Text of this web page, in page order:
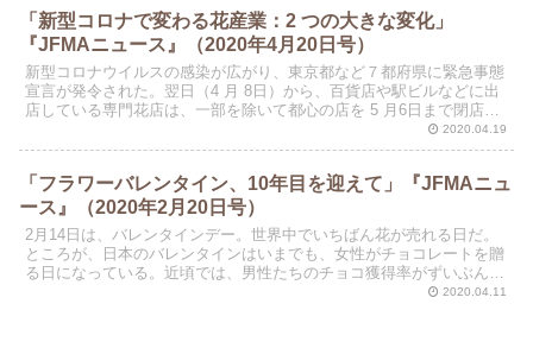
「新型コロナで変わる花産業：2 つの大きな変化」
『JFMAニュース』（2020年4月20日号）
新型コロナウイルスの感染が広がり、東京都など７都府県に緊急事態
宣言が発令された。翌日（4 月 8日）から、百貨店や駅ビルなどに出
店している専門花店は、一部を除いて都心の店を 5 月6日まで閉店す
2020.04.19
「フラワーバレンタイン、10年目を迎えて」『JFMAニュ
ース』（2020年2月20日号）
2月14日は、バレンタインデー。世界中でいちばん花が売れる日だ。
ところが、日本のバレンタインはいまでも、女性がチョコレートを贈
る日になっている。近頃では、男性たちのチョコ獲得率がずいぶんと
落ちて、女性同士がチョコを贈りあう日、自分に贈る日に... 2020.04.11